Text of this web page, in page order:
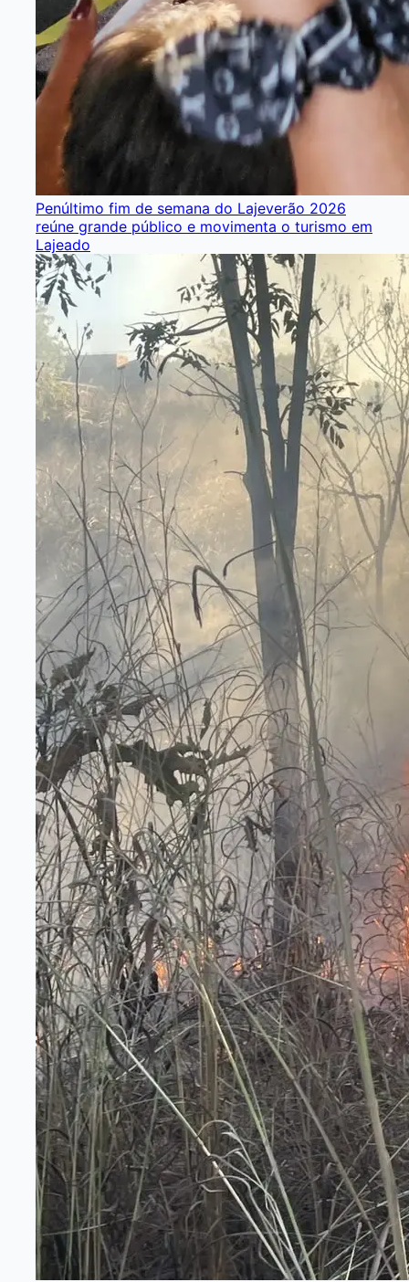
Penúltimo fim de semana do Lajeverão 2026
reúne grande público e movimenta o turismo em
Lajeado